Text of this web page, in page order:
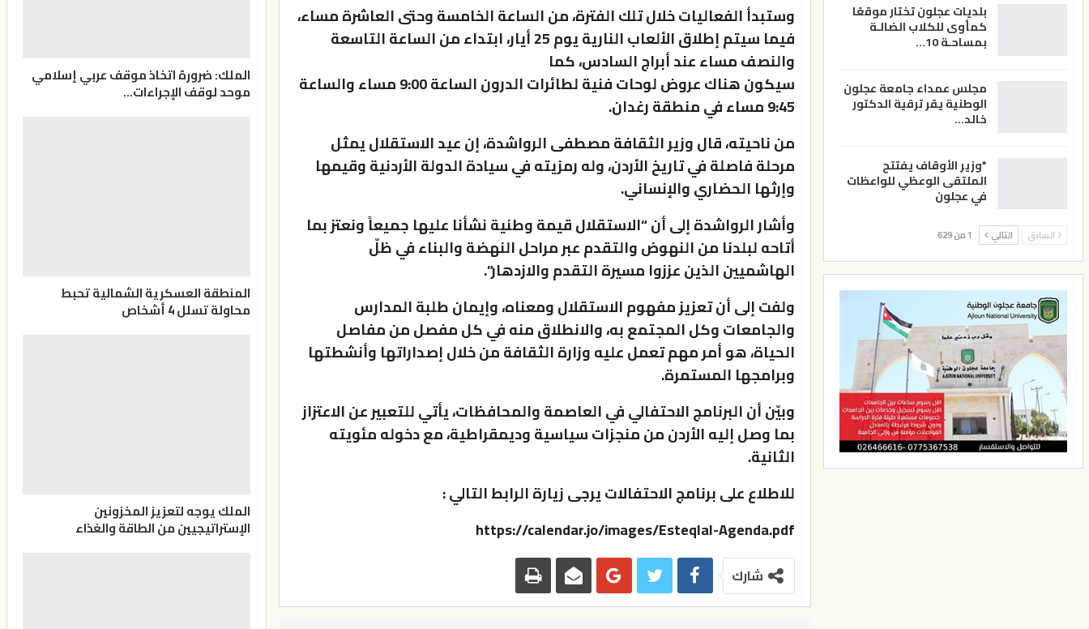
وستبدأ الفعاليات خلال تلك الفترة، من الساعة الخامسة وحتى العاشرة مساء،
فيما سيتم إطلاق الألعاب النارية يوم 25 أيار، ابتداء من الساعة التاسعة
والنصف مساء عند أبراج السادس، كما
سيكون هناك عروض لوحات فنية لطائرات الدرون الساعة 9:00 مساء والساعة
9:45 مساء في منطقة رغدان.
من ناحيته، قال وزير الثقافة مصطفى الرواشدة، إن عيد الاستقلال يمثل
مرحلة فاصلة في تاريخ الأردن، وله رمزيته في سيادة الدولة الأردنية وقيمها
وإرثها الحضاري والإنساني.
وأشار الرواشدة إلى أن “الاستقلال قيمة وطنية نشأنا عليها جميعاً ونعتز بما
أتاحه لبلدنا من النهوض والتقدم عبر مراحل النهضة والبناء في ظلّ
الهاشميين الذين عززوا مسيرة التقدم والازدهار”.
ولفت إلى أن تعزيز مفهوم الاستقلال ومعناه، وإيمان طلبة المدارس
والجامعات وكل المجتمع به، والانطلاق منه في كل مفصل من مفاصل
الحياة، هو أمر مهم تعمل عليه وزارة الثقافة من خلال إصداراتها وأنشطتها
وبرامجها المستمرة.
وبيّن أن البرنامج الاحتفالي في العاصمة والمحافظات، يأتي للتعبير عن الاعتزاز
بما وصل إليه الأردن من منجزات سياسية وديمقراطية، مع دخوله مئويته
الثانية.
للاطلاع على برنامج الاحتفالات يرجى زيارة الرابط التالي :
https://calendar.jo/images/Esteqlal-Agenda.pdf
شارك
بلديات عجلون تختار موقعًا
كمأوى للكلاب الضالـة
بمساحـة 10…
مجلس عمداء جامعة عجلون
الوطنية يقر ترقية الدكتور
خالد…
*وزير الأوقاف يفتتح
الملتقى الوعظي للواعظات
في عجلون
السابق التالي 1 من 629
الملك: ضرورة اتخاذ موقف عربي إسلامي
موحد لوقف الإجراءات…
المنطقة العسكرية الشمالية تحبط
محاولة تسلل 4 أشخاص
الملك يوجه لتعزيز المخزونين
الإستراتيجيين من الطاقة والغذاء